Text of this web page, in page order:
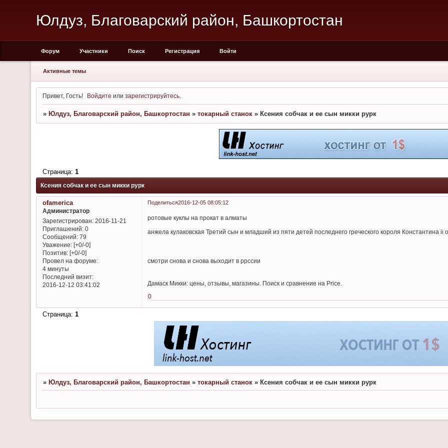
Юлдуз, Благоварский район, Башкортостан
Форум Участники Поиск Регистрация Войти
Активные темы
Привет, Гость! Войдите илизарегистрируйтесь
» Юлдуз, Благоварский район, Башкортостан » токарный станок » Ксения собчак и ее сын микки рурк
Ксения собчак и ее сын микки рурк
Страница: 1
Поделиться2016-12-05 08:05:12
ofamerica
Администратор
Зарегистрирован: 2016-11-21
Приглашений:0
Сообщений:79
Уважение: [+0/-0]
Позитив: [+0/-0]
Провел на форуме:
4 минуты
Последний визит:
2016-12-12 03:41:02
ротовые куклы на прокат в алматы
анжела кулаковская Третий сын и младший из пяти детей последнего греческого короля Константина ii
смотри снова и снова выходит в ррссии
Дамаск Микки: цены, отзывы, магазины. Поиск и сравнение на Price.
0
Страница: 1
» Юлдуз, Благоварский район, Башкортостан » токарный станок » Ксения собчак и ее сын микки рурк